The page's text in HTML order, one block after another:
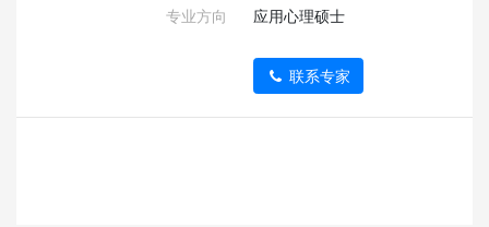
专业方向
应用心理硕士
联系专家